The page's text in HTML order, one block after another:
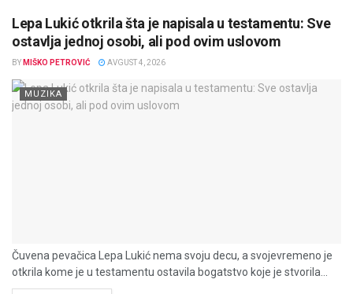
Lepa Lukić otkrila šta je napisala u testamentu: Sve
ostavlja jednoj osobi, ali pod ovim uslovom
BY MIŠKO PETROVIĆ AVGUST 4, 2026
MUZIKA
Čuvena pevačica Lepa Lukić nema svoju decu, a svojevremeno je
otkrila kome je u testamentu ostavila bogatstvo koje je stvorila...